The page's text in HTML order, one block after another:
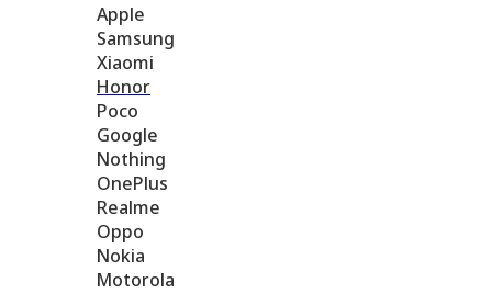
Apple
Samsung
Xiaomi
Honor
Poco
Google
Nothing
OnePlus
Realme
Oppo
Nokia
Motorola